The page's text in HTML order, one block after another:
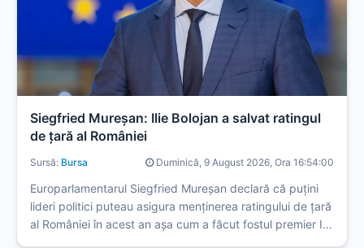
Siegfried Mureşan: Ilie Bolojan a salvat ratingul
de ţară al României
Sursă: Bursa Duminică, 9 August 2026, Ora 16:54:00
Europarlamentarul Siegfried Mureșan declară că puțini
lideri politici puteau asigura menținerea ratingului de țară
al României în acest an așa cum a făcut fostul premier Ilie